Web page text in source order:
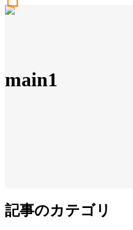
main1
記事のカテゴリ